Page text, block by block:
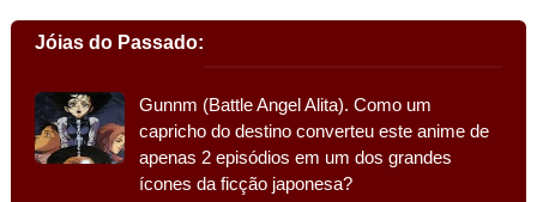
Jóias do Passado:
Gunnm (Battle Angel Alita). Como um
capricho do destino converteu este anime de
apenas 2 episódios em um dos grandes
ícones da ficção japonesa?